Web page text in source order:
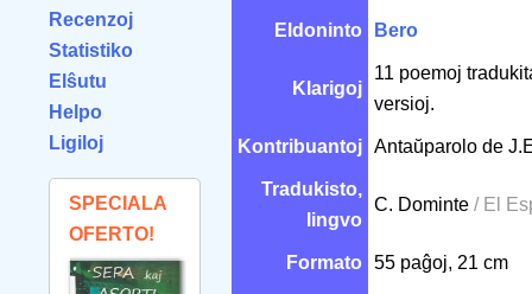
Recenzoj
Statistiko
Elŝutu
Helpo
Ligiloj
SPECIALA
OFERTO!
Eldoninto Bero
Klarigoj
11 poemoj
versioj.
Kontribuantoj Antaŭparolo de
Tradukisto,
lingvo
C. Dominte / El
Formato 55 paĝoj, 21 cm